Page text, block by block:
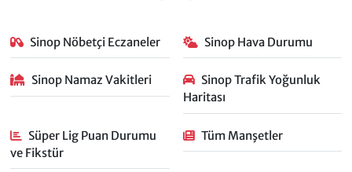
Sinop Nöbetçi Eczaneler Sinop Hava Durumu
Sinop Namaz Vakitleri
Sinop Trafik Yoğunluk
Haritası
Süper Lig Puan Durumu
ve Fikstür
Tüm Manşetler